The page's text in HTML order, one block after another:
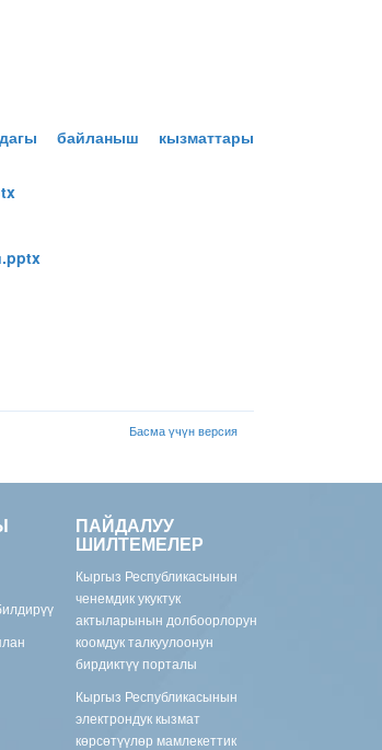
байланыш кызматтары
Басма үчүн версия
ПАЙДАЛУУ
ШИЛТЕМЕЛЕР
Кыргыз Республикасынын
ченемдик укуктук
актыларынын долбоорлорун
коомдук талкуулоонун
бирдиктүү порталы
Кыргыз Республикасынын
электрондук кызмат
көрсөтүүлөр мамлекеттик